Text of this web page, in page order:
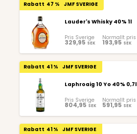
Rabatt 47 % JMF SVERIGE
Lauder's Whisky 40% 1l
Pris Sverige
329,95 SEK
Normallt pris
193,95 SEK
Rabatt 41 % JMF SVERIGE
Laphroaig 10 Yo 40% 0,7l
Pris Sverige
804,95 SEK
Normallt pris
591,95 SEK
Rabatt 41 % JMF SVERIGE